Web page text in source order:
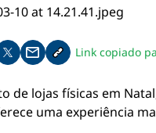
pelo whatsapp
no facebook
Compartilhar no twitter
Compartilhe pelo email
Copiar link da notícia
Link copiado
de lojas físicas em
uma experiência